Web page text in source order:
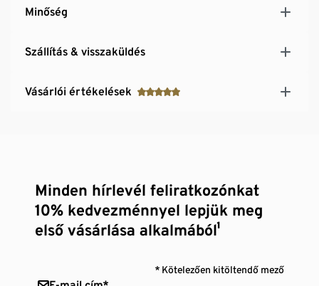
Minőség
Szállítás & visszaküldés
Vásárlói értékelések
Minden hírlevél feliratkozónkat
10% kedvezménnyel lepjük meg
első vásárlása alkalmából¹
* Kötelezően kitöltendő mező